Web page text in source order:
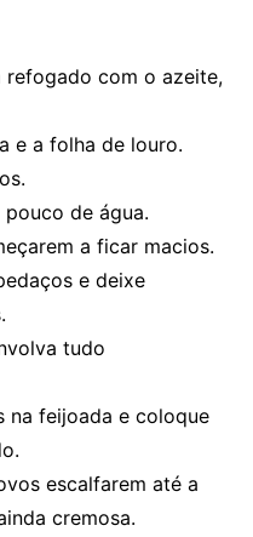
refogado com o azeite,
e a folha de louro.
de água.
a ficar macios.
e deixe
tudo
na feijoada e coloque
escalfarem até a
cremosa.